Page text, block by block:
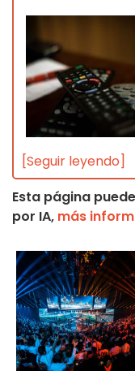
[Seguir leyendo]
Esta página
por IA, más